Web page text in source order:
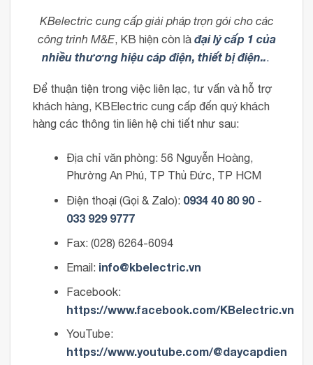
KBelectric cung cấp giải pháp trọn gói cho các
công trình M&E, KB hiện còn là đại lý cấp 1 của
nhiều thương hiệu cáp điện, thiết bị điện..
Để thuận tiện trong việc liên lạc, tư vấn và hỗ trợ
khách hàng, KBElectric cung cấp đến quý khách
hàng các thông tin liên hệ chi tiết như sau:
Địa chỉ văn phòng: 56 Nguyễn Hoàng,
Phường An Phú, TP Thủ Đức, TP HCM
Điện thoại (Gọi & Zalo): 0934 40 80 90 -
033 929 9777
Fax: (028) 6264-6094
Email: info@kbelectric.vn
Facebook:
https://www.facebook.com/KBelectric.vn
YouTube:
https://www.youtube.com/@daycapdien